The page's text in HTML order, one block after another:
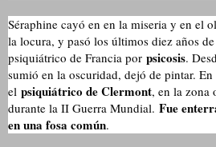
Séraphine cayó en en la miseria y en el
la locura, y pasó los últimos diez años
psiquiátrico de Francia por psicosis.
sumió en la oscuridad, dejó de pintar.
el psiquiátrico de Clermont, en la zona
durante la II Guerra Mundial. Fue
en una fosa común.